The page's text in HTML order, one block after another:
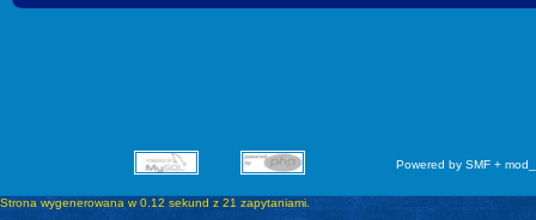
Powered by SMF +
Strona wygenerowana w 0.12 sekund z 21 zapytaniami.